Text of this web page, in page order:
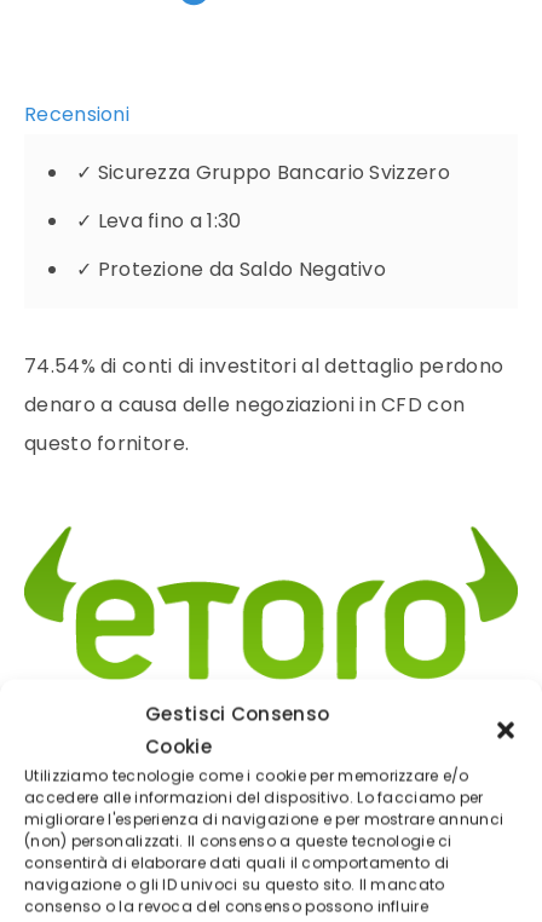
Gestisci Consenso
Cookie
Utilizziamo tecnologie come i cookie per memorizzare e/o
accedere alle informazioni del dispositivo. Lo facciamo per
migliorare l'esperienza di navigazione e per mostrare annunci
(non) personalizzati. Il consenso a queste tecnologie ci
consentirà di elaborare dati quali il comportamento di
navigazione o gli ID univoci su questo sito. Il mancato
consenso o la revoca del consenso possono influire
Recensioni
✓ Sicurezza Gruppo Bancario Svizzero
✓ Leva fino a 1:30
✓ Protezione da Saldo Negativo
74.54% di conti di investitori al dettaglio perdono
denaro a causa delle negoziazioni in CFD con
questo fornitore.
✓Trading online ETF - CRYPTO - CFD
Deposito minimo50$
Broker regolamentato